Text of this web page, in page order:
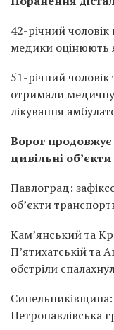
42-річний чоловік
медики оцінюють
51-річний чоловік
отримали
лікування
Ворог
цивільні
Павлоград:
об’єкти
Кам’янський та
П’ятихатській та
обстріли
Петропавлівська